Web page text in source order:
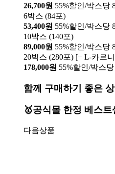
26,700원 55%할인/박스당
6박스 (84포)
53,400원 55%할인/박스당
10박스 (140포)
89,000원 55%할인/박스당
20박스 (280포) [+ L-카르
178,000원 55%할인/박스당
함께 구매하기 좋은
🥇공식몰 한정 베스
다음상품